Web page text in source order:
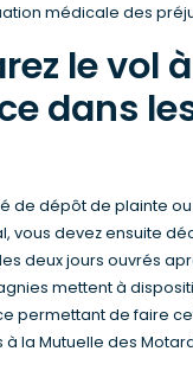
médicale des
le vol
dans
de dépôt de plainte
vous devez ensuite
deux jours ouvrés
mettent à
permettant de faire
à la Mutuelle des